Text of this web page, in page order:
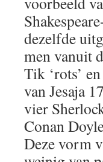
dezelfde
men vanuit
Tik ‘rots’
van Jesaja
vier
Conan
Deze vorm